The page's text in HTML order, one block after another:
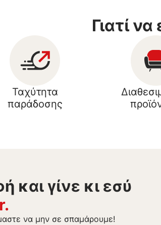
Γιατί
Ταχύτητα
παράδοσης
και γίνε κι εσύ
να μην σε σπαμάρουμε!